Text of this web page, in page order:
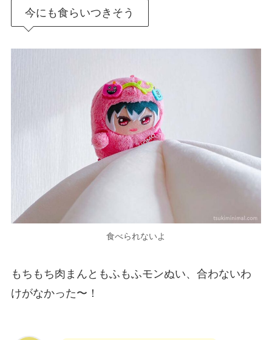
今にも食らいつきそう
食べられないよ
もちもち肉まんともふもふモンぬい、合わないわ
けがなかった〜！